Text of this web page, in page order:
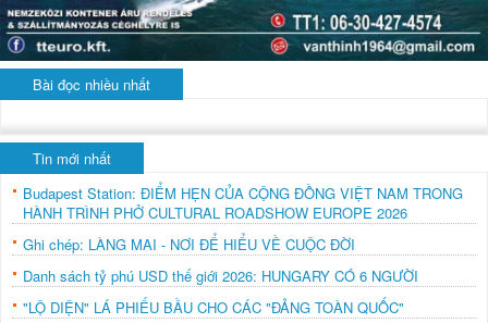
Bài đọc nhiều nhất
Tin mới nhất
Budapest Station: ĐIỂM HẸN CỦA CỘNG ĐỒNG VIỆT NAM TRONG
HÀNH TRÌNH PHỞ CULTURAL ROADSHOW EUROPE 2026
Ghi chép: LÀNG MAI - NƠI ĐỂ HIỂU VỀ CUỘC ĐỜI
Danh sách tỷ phú USD thế giới 2026: HUNGARY CÓ 6 NGƯỜI
"LỘ DIỆN" LÁ PHIẾU BẦU CHO CÁC "ĐẢNG TOÀN QUỐC"